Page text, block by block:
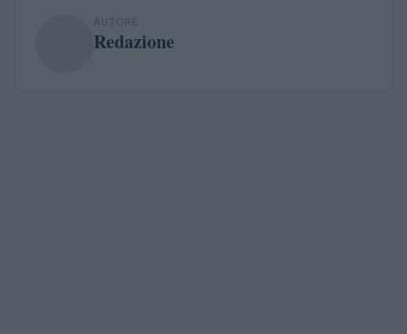
AUTORE
Redazione